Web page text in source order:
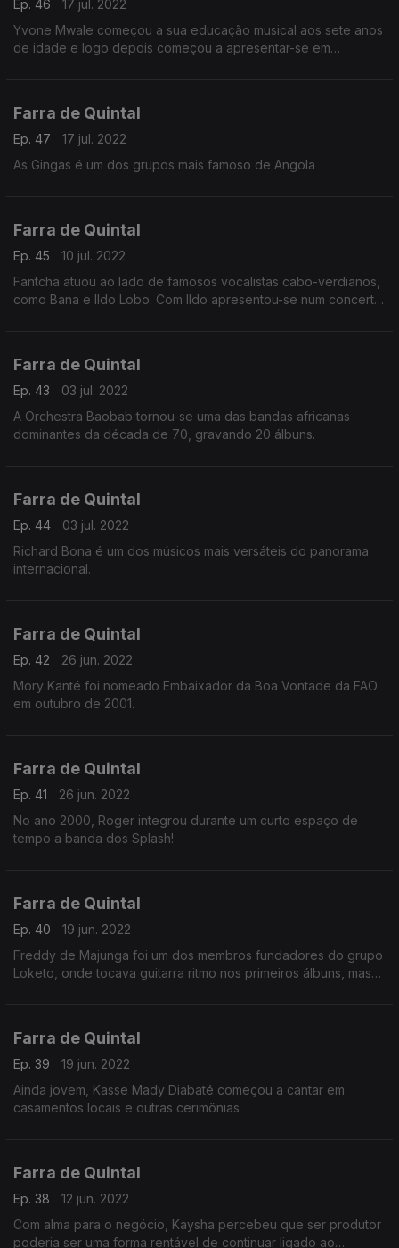
Ep. 46
17 jul. 2022
Yvone Mwale começou a sua educação musical aos sete anos
de idade e logo depois começou a apresentar-se em
Farra de Quintal
Ep. 47
17 jul. 2022
As Gingas é um dos grupos mais famoso de Angola
Farra de Quintal
Ep. 45
10 jul. 2022
Fantcha atuou ao lado de famosos vocalistas cabo-verdianos,
como Bana e Ildo Lobo. Com Ildo apresentou-se num concerto
Farra de Quintal
Ep. 43
03 jul. 2022
A Orchestra Baobab tornou-se uma das bandas africanas
dominantes da década de 70, gravando 20 álbuns.
Farra de Quintal
Ep. 44
03 jul. 2022
Richard Bona é um dos músicos mais versáteis do panorama
internacional.
Farra de Quintal
Ep. 42
26 jun. 2022
Mory Kanté foi nomeado Embaixador da Boa Vontade da FAO
em outubro de 2001.
Farra de Quintal
Ep. 41
26 jun. 2022
No ano 2000, Roger integrou durante um curto espaço de
tempo a banda dos Splash!
Farra de Quintal
Ep. 40
19 jun. 2022
Freddy de Majunga foi um dos membros fundadores do grupo
Loketo, onde tocava guitarra ritmo nos primeiros álbuns, mas
Farra de Quintal
Ep. 39
19 jun. 2022
Ainda jovem, Kasse Mady Diabaté começou a cantar em
casamentos locais e outras cerimônias
Farra de Quintal
Ep. 38
12 jun. 2022
Com alma para o negócio, Kaysha percebeu que ser produtor
poderia ser uma forma rentável de continuar ligado ao